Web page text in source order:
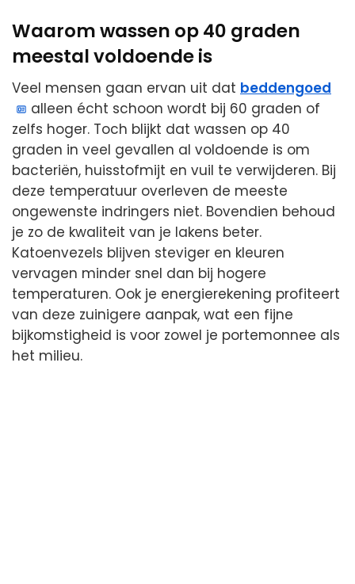
Waarom wassen op 40 graden
meestal voldoende is
Veel mensen gaan ervan uit dat beddengoed
alleen écht schoon wordt bij 60 graden of
zelfs hoger. Toch blijkt dat wassen op 40
graden in veel gevallen al voldoende is om
bacteriën, huisstofmijt en vuil te verwijderen. Bij
deze temperatuur overleven de meeste
ongewenste indringers niet. Bovendien behoud
je zo de kwaliteit van je lakens beter.
Katoenvezels blijven steviger en kleuren
vervagen minder snel dan bij hogere
temperaturen. Ook je energierekening profiteert
van deze zuinigere aanpak, wat een fijne
bijkomstigheid is voor zowel je portemonnee als
het milieu.